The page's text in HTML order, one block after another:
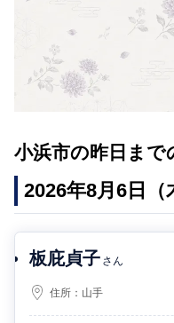
小浜市の昨日まで
2026年8月6日（
板庇貞子 さん
住所： 山手